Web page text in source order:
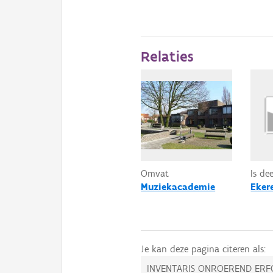
Relaties
Omvat
Muziekacademie
Is
Je kan deze pagina citeren als:
INVENTARIS ONROEREND